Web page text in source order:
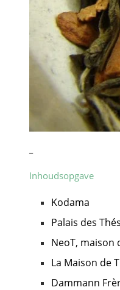
Inhoudsopgave
Kodama
Palais des Thés
NeoT,
La Maison de
Dammann